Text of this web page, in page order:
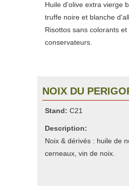
Huile d'olive extra vierge
truffe noire et blanche
Risottos sans colorants et
conservateurs.
NOIX DU
Stand: C21
Description:
Noix & dérivés : huile de
cerneaux, vin de noix.